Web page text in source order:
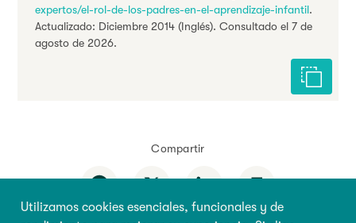
Utilizamos cookies esenciales, funcionales y de
expertos/el-rol-de-los-padres-en-el-aprendizaje-infantil.
Actualizado: Diciembre 2014 (Inglés). Consultado el 7 de
agosto de 2026.
Citar
Compartir